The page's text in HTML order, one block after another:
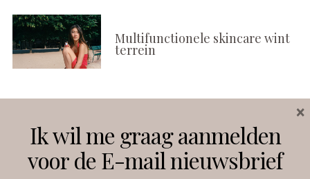
Multifunctionele skincare wint
terrein
Instagram Facebook
Ik wil me graag aanmelden
voor de E-mail nieuwsbrief
×